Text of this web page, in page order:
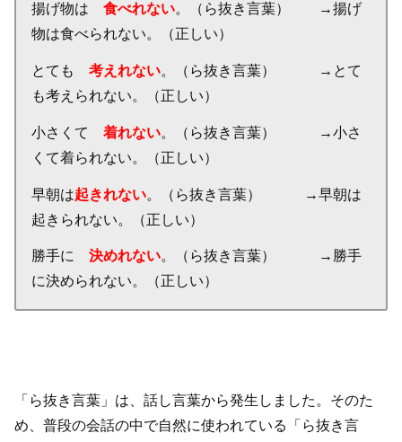
揚げ物は食べれない。（ら抜き言葉） →揚げ
物は食べられない。（正しい）
とても考えれない。（ら抜き言葉） →とて
も考えられない。（正しい）
小さくて着れない。（ら抜き言葉） →小さ
くて着られない。（正しい）
早朝は起きれない。（ら抜き言葉） →早朝は
起きられない。（正しい）
勝手に決めれない。（ら抜き言葉） →勝手
に決められない。（正しい）
「ら抜き言葉」は、話し言葉から発生しました。そのた
め、普段の会話の中で自然に使われている「ら抜き言